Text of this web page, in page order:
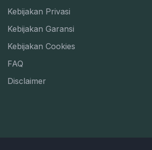
Kebijakan Privasi
Kebijakan Garansi
Kebijakan Cookies
FAQ
Disclaimer